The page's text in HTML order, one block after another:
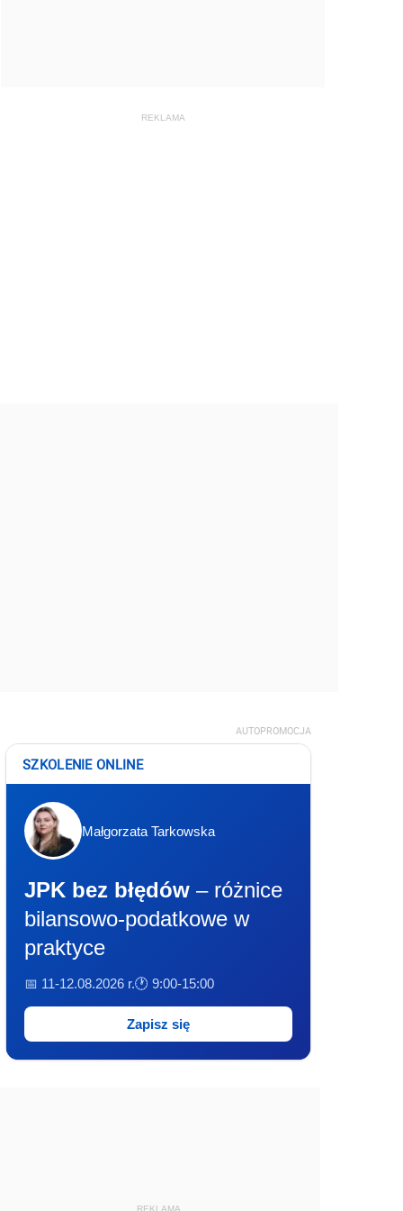
AUTOPROMOCJA
SZKOLENIE ONLINE
Małgorzata Tarkowska
JPK bez błędów – różnice
bilansowo-podatkowe w
praktyce
📅 11-12.08.2026 r.🕐 9:00-15:00
Zapisz się